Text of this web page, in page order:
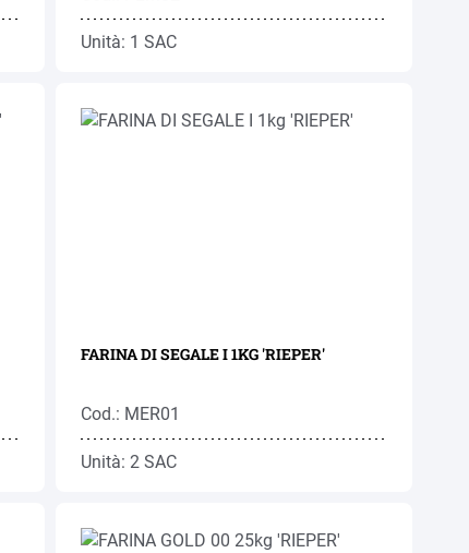
Unità: 1 SAC
FARINA DI SEGALE I 1KG 'RIEPER'
Cod.: MER01
Unità: 2 SAC